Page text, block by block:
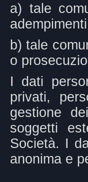
a) tale
b) tale
o
I dati
privati,
gestione
soggetti
Società. I
anonima e